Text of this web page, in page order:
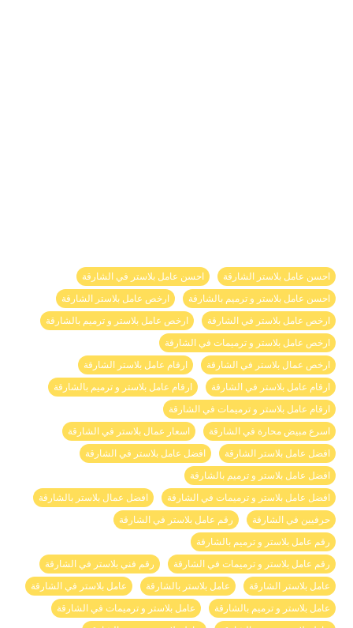
احسن عامل بلاستر الشارقة
احسن عامل بلاستر في الشارقة
احسن عامل بلاستر و ترميم بالشارقة
ارخص عامل بلاستر الشارقة
ارخص عامل بلاستر في الشارقة
ارخص عامل بلاستر و ترميم بالشارقة
ارخص عامل بلاستر و ترميمات في الشارقة
ارخص عمال بلاستر في الشارقة
ارقام عامل بلاستر الشارقة
ارقام عامل بلاستر في الشارقة
ارقام عامل بلاستر و ترميم بالشارقة
ارقام عامل بلاستر و ترميمات في الشارقة
اسرع مبيض محارة في الشارقة
اسعار عمال بلاستر في الشارقة
افضل عامل بلاستر الشارقة
افضل عامل بلاستر في الشارقة
افضل عامل بلاستر و ترميم بالشارقة
افضل عامل بلاستر و ترميمات في الشارقة
افضل عمال بلاستر بالشارقة
حرفيين في الشارقة
رقم عامل بلاستر في الشارقة
رقم عامل بلاستر و ترميم بالشارقة
رقم عامل بلاستر و ترميمات في الشارقة
رقم فني بلاستر في الشارقة
عامل بلاستر الشارقة
عامل بلاستر بالشارقة
عامل بلاستر في الشارقة
عامل بلاستر و ترميم بالشارقة
عامل بلاستر و ترميمات في الشارقة